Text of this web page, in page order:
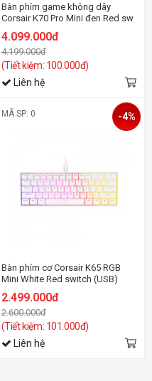
Bàn phím game không dây
Corsair K70 Pro Mini đen Red sw
4.099.000đ
4.199.000đ
(Tiết kiệm: 100.000đ)
Liên hệ
MÃ SP: 0
Bàn phím cơ Corsair K65 RGB
Mini White Red switch (USB)
(CH-9194110-NA)
2.499.000đ
2.600.000đ
(Tiết kiệm: 101.000đ)
-4%
Liên hệ